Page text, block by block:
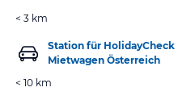
< 3 km
Station für HolidayCheck
Mietwagen Österreich
< 10 km